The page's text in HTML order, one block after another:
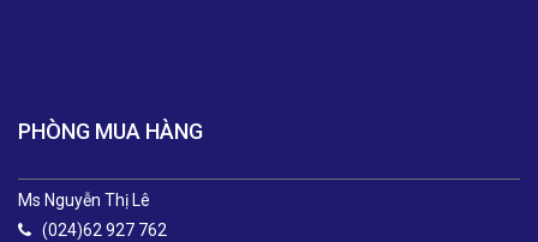
.
PHÒNG MUA HÀNG
Ms Nguyễn Thị Lê
(024)62 927 762